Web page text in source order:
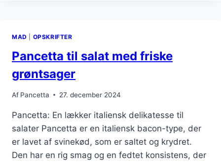
MAD OPSKRIFTER
Pancetta til salat med friske
grøntsager
Af Pancetta 27. december 2024
Pancetta: En lækker italiensk delikatesse til
salater Pancetta er en italiensk bacon-type, der
er lavet af svinekød, som er saltet og krydret.
Den har en rig smag og en fedtet konsistens, der